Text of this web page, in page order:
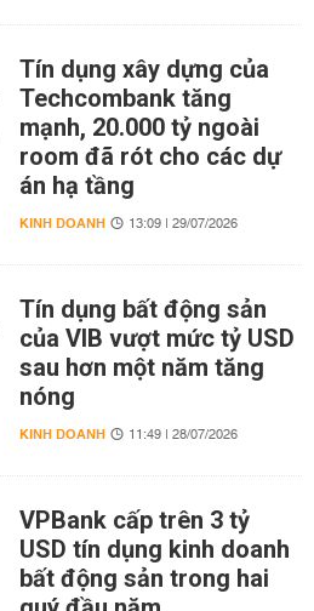
Tín dụng xây dựng của
Techcombank tăng
mạnh, 20.000 tỷ ngoài
room đã rót cho các dự
án hạ tầng
KINH DOANH 13:09 | 29/07/2026
Tín dụng bất động sản
của VIB vượt mức tỷ USD
sau hơn một năm tăng
nóng
KINH DOANH 11:49 | 28/07/2026
VPBank cấp trên 3 tỷ
USD tín dụng kinh doanh
bất động sản trong hai